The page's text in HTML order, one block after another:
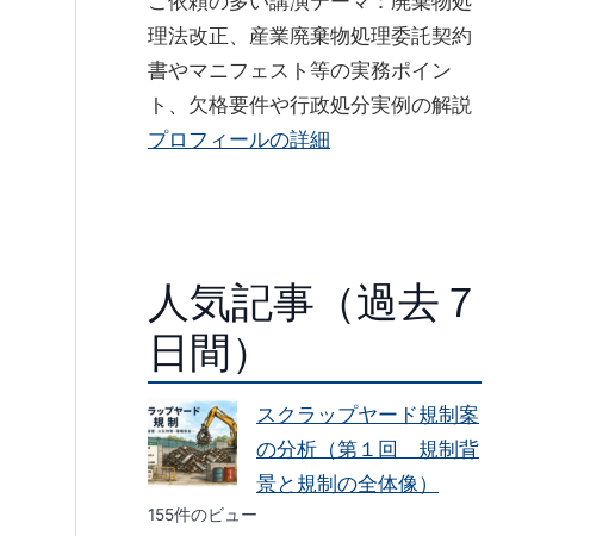
理法改正、産業廃棄物処理委託契約
書やマニフェスト等の実務ポイン
ト、欠格要件や行政処分実例の解説
プロフィールの詳細
人気記事（過去７
日間）
スクラップヤード規制案
の分析（第１回 規制背
景と規制の全体像）
155件のビュー